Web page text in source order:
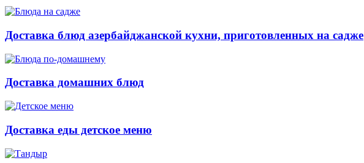
Доставка блюд азербайджанской кухни, приготовленных на садже
Доставка домашних блюд
Доставка еды детское меню